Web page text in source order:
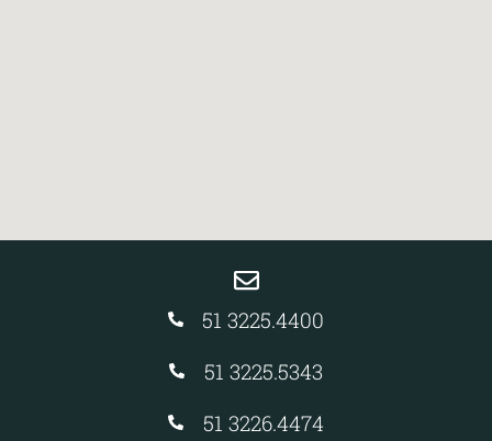
51 3225.4400
51 3225.5343
51 3226.4474